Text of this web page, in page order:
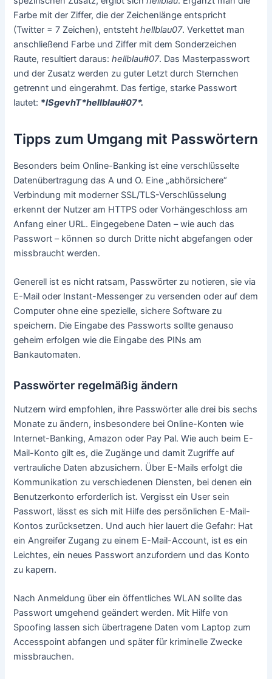
Farbe mit der Ziffer, die der Zeichenlänge entspricht
(Twitter = 7 Zeichen), entstehthellblau07. Verkettet man
anschließend Farbe und Ziffer mit dem Sonderzeichen
Raute, resultiert daraus:hellblau#07. Das Masterpasswort
und der Zusatz werden zu guter Letzt durch Sternchen
getrennt und eingerahmt. Das fertige, starke Passwort
lautet: *ISgevhT*hellblau#07*.
Tipps zum Umgang mit Passwörtern
Besonders beim Online-Banking ist eine verschlüsselte
Datenübertragung das A und O. Eine „abhörsichere“
Verbindung mit moderner SSL/TLS-Verschlüsselung
erkennt der Nutzer am HTTPS oder Vorhängeschloss am
Anfang einer URL. Eingegebene Daten – wie auch das
Passwort – können so durch Dritte nicht abgefangen oder
missbraucht werden.
Generell ist es nicht ratsam, Passwörter zu notieren, sie via
E-Mail oder Instant-Messenger zu versenden oder auf dem
Computer ohne eine spezielle, sichere Software zu
speichern. Die Eingabe des Passworts sollte genauso
geheim erfolgen wie die Eingabe des PINs am
Bankautomaten.
Passwörter regelmäßig ändern
Nutzern wird empfohlen, ihre Passwörter alle drei bis sechs
Monate zu ändern, insbesondere bei Online-Konten wie
Internet-Banking, Amazon oder Pay Pal. Wie auch beim E-
Mail-Konto gilt es, die Zugänge und damit Zugriffe auf
vertrauliche Daten abzusichern. Über E-Mails erfolgt die
Kommunikation zu verschiedenen Diensten, bei denen ein
Benutzerkonto erforderlich ist. Vergisst ein User sein
Passwort, lässt es sich mit Hilfe des persönlichen E-Mail-
Kontos zurücksetzen. Und auch hier lauert die Gefahr: Hat
ein Angreifer Zugang zu einem E-Mail-Account, ist es ein
Leichtes, ein neues Passwort anzufordern und das Konto
zu kapern.
Nach Anmeldung über ein öffentliches WLAN sollte das
Passwort umgehend geändert werden. Mit Hilfe von
Spoofing lassen sich übertragene Daten vom Laptop zum
Accesspoint abfangen und später für kriminelle Zwecke
missbrauchen.